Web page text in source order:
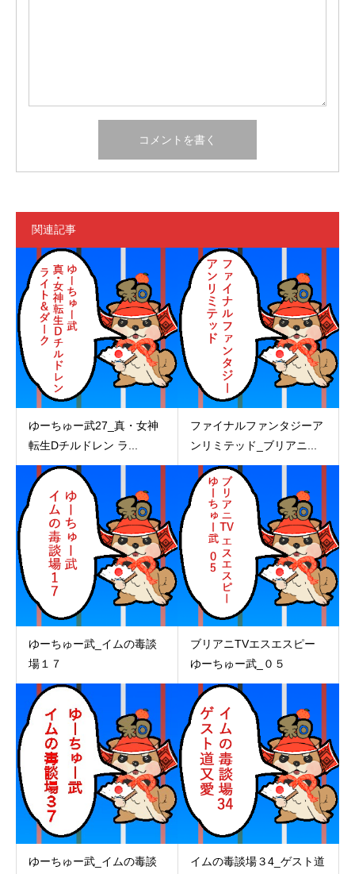
関連記事
ゆーちゅー武27_真・女神
転生Dチルドレン ラ...
ファイナルファンタジーア
ンリミテッド_ブリアニ...
ゆーちゅー武_イムの毒談
場１７
ブリアニTVエスエスピー
ゆーちゅー武_０５
ゆーちゅー武_イムの毒談
イムの毒談場３4_ゲスト道